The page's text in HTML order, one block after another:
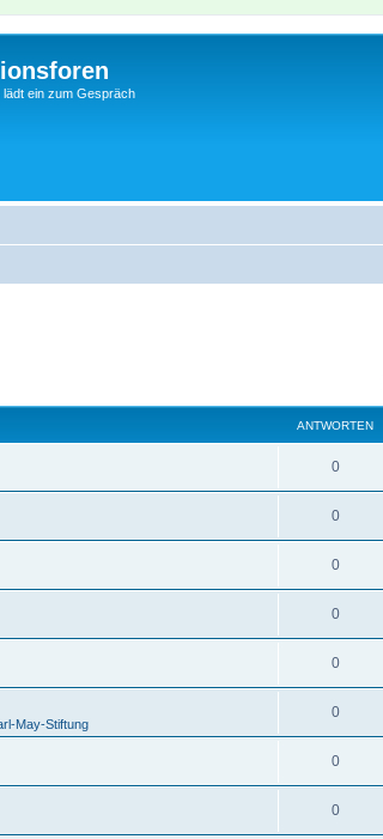
ein zum Gespräch
ANTWORTEN
0
0
0
0
0
May-Stiftung
0
0
0